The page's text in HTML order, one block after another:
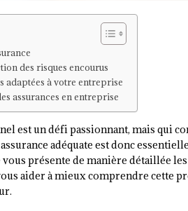
des risques encourus
adaptées à votre entreprise
assurances en entreprise
est un défi passionnant, mais qui
adéquate est donc
présente de manière détaillée
aider à mieux comprendre cette